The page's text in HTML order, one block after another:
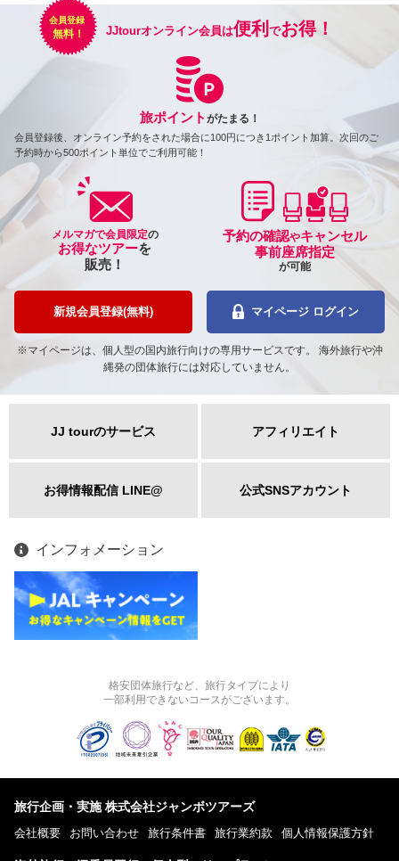
JJtourオンライン会員は便利 でお得！
旅ポイント がたまる！
会員登録後、オンライン予約をされた場合に100円につき1ポイント加算。次回のご
予約時から500ポイント単位でご利用可能！
メルマガで会員限定の
お得なツアーを
販売！
予約の確認やキャンセル
事前座席指定
が可能
新規会員登録(無料) マイページ ログイン
※マイページは、個人型の国内旅行向けの専用サービスです。 海外旅行や沖
縄発の団体旅行には対応していません。
JJ tourのサービス アフィリエイト
お得情報配信 LINE@ 公式SNSアカウント
インフォメーション
格安団体旅行など、旅行タイプにより
一部利用できないコースがございます。
旅行企画・実施 株式会社ジャンボツアーズ
会社概要 お問い合わせ 旅行条件書 旅行業約款 個人情報保護方針